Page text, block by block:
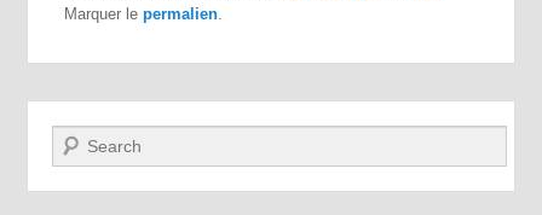
Marquer lepermalien.
Recherche